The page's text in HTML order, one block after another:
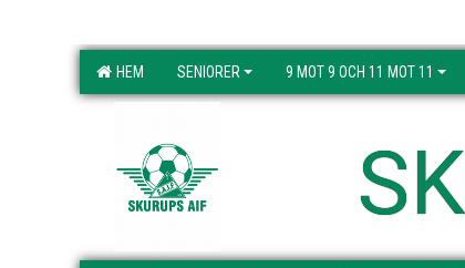
HEM SENIORER 9 MOT 9 OCH 11 MOT 11